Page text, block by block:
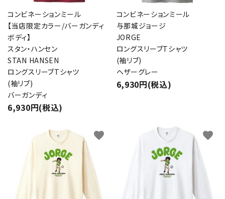
コンビネーションミール
【当店限定カラー/バーガンディ
ボディ】
スタン・ハンセン
STAN HANSEN
ロングスリーブTシャツ
(袖リブ)
バーガンディ
6,930円(税込)
コンビネーションミール
与那城ジョージ
JORGE
ロングスリーブTシャツ
(袖リブ)
ヘザーグレー
6,930円(税込)
favorite favorite